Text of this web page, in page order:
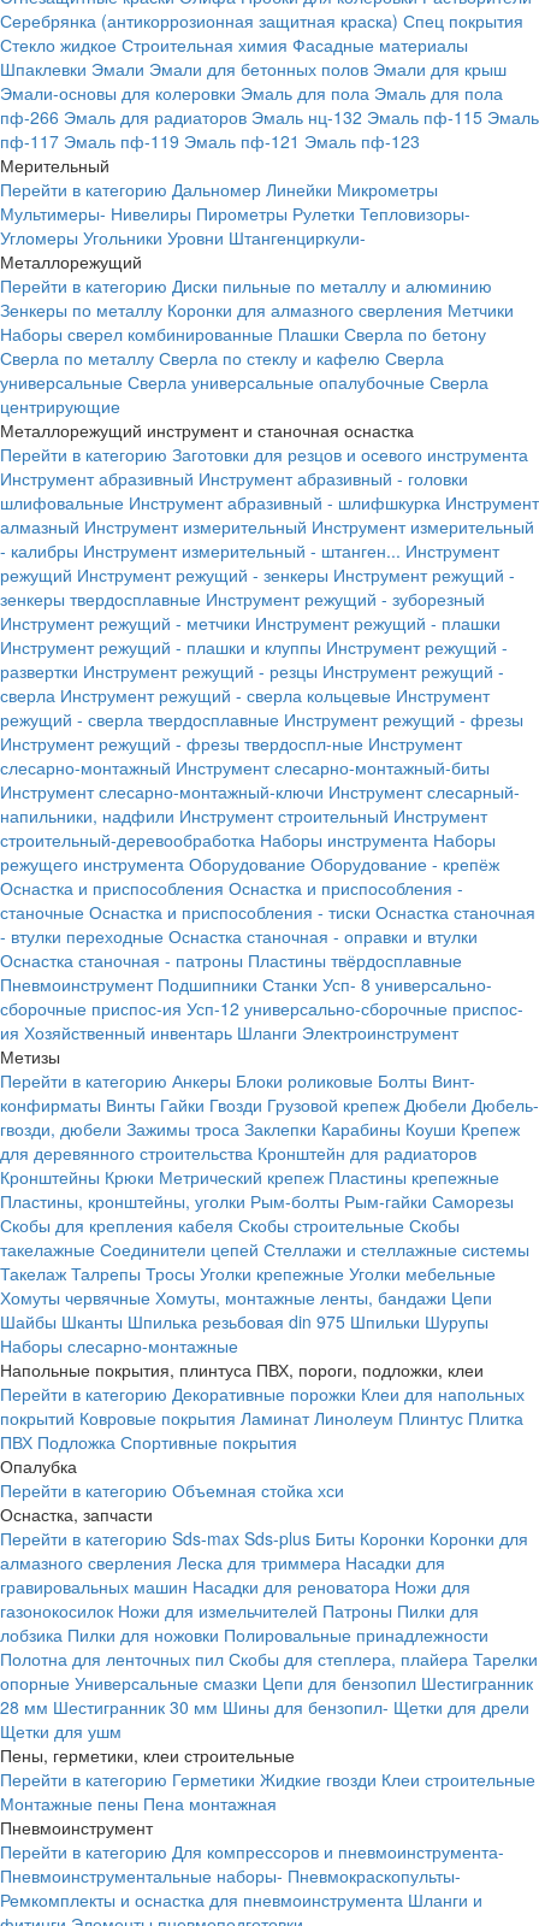
Серебрянка (антикоррозионная защитная краска) Спец покрытия
Стекло жидкое Строительная химия Фасадные материалы
Шпаклевки Эмали Эмали для бетонных полов Эмали для крыш
Эмали-основы для колеровки Эмаль для пола Эмаль для пола
пф-266 Эмаль для радиаторов Эмаль нц-132 Эмаль пф-115 Эмаль
пф-117 Эмаль пф-119 Эмаль пф-121 Эмаль пф-123
Мерительный
Перейти в категорию Дальномер Линейки Микрометры
Мультимеры- Нивелиры Пирометры Рулетки Тепловизоры-
Угломеры Угольники Уровни Штангенциркули-
Металлорежущий
Перейти в категорию Диски пильные по металлу и алюминию
Зенкеры по металлу Коронки для алмазного сверления Метчики
Наборы сверел комбинированные Плашки Сверла по бетону
Сверла по металлу Сверла по стеклу и кафелю Сверла
универсальные Сверла универсальные опалубочные Сверла
центрирующие
Металлорежущий инструмент и станочная оснастка
Перейти в категорию Заготовки для резцов и осевого инструмента
Инструмент абразивный Инструмент абразивный - головки
шлифовальные Инструмент абразивный - шлифшкурка Инструмент
алмазный Инструмент измерительный Инструмент измерительный
- калибры Инструмент измерительный - штанген... Инструмент
режущий Инструмент режущий - зенкеры Инструмент режущий -
зенкеры твердосплавные Инструмент режущий - зуборезный
Инструмент режущий - метчики Инструмент режущий - плашки
Инструмент режущий - плашки и клуппы Инструмент режущий -
развертки Инструмент режущий - резцы Инструмент режущий -
сверла Инструмент режущий - сверла кольцевые Инструмент
режущий - сверла твердосплавные Инструмент режущий - фрезы
Инструмент режущий - фрезы твердоспл-ные Инструмент
слесарно-монтажный Инструмент слесарно-монтажный-биты
Инструмент слесарно-монтажный-ключи Инструмент слесарный-
напильники, надфили Инструмент строительный Инструмент
строительный-деревообработка Наборы инструмента Наборы
режущего инструмента Оборудование Оборудование - крепёж
Оснастка и приспособления Оснастка и приспособления -
станочные Оснастка и приспособления - тиски Оснастка станочная
- втулки переходные Оснастка станочная - оправки и втулки
Оснастка станочная - патроны Пластины твёрдосплавные
Пневмоинструмент Подшипники Станки Усп- 8 универсально-
сборочные приспос-ия Усп-12 универсально-сборочные приспос-
ия Хозяйственный инвентарь Шланги Электроинструмент
Метизы
Перейти в категорию Анкеры Блоки роликовые Болты Винт-
конфирматы Винты Гайки Гвозди Грузовой крепеж Дюбели Дюбель-
гвозди, дюбели Зажимы троса Заклепки Карабины Коуши Крепеж
для деревянного строительства Кронштейн для радиаторов
Кронштейны Крюки Метрический крепеж Пластины крепежные
Пластины, кронштейны, уголки Рым-болты Рым-гайки Саморезы
Скобы для крепления кабеля Скобы строительные Скобы
такелажные Соединители цепей Стеллажи и стеллажные системы
Такелаж Талрепы Тросы Уголки крепежные Уголки мебельные
Хомуты червячные Хомуты, монтажные ленты, бандажи Цепи
Шайбы Шканты Шпилька резьбовая din 975 Шпильки Шурупы
Наборы слесарно-монтажные
Напольные покрытия, плинтуса ПВХ, пороги, подложки, клеи
Перейти в категорию Декоративные порожки Клеи для напольных
покрытий Ковровые покрытия Ламинат Линолеум Плинтус Плитка
ПВХ Подложка Спортивные покрытия
Опалубка
Перейти в категорию Объемная стойка хси
Оснастка, запчасти
Перейти в категорию Sds-max Sds-plus Биты Коронки Коронки для
алмазного сверления Леска для триммера Насадки для
гравировальных машин Насадки для реноватора Ножи для
газонокосилок Ножи для измельчителей Патроны Пилки для
лобзика Пилки для ножовки Полировальные принадлежности
Полотна для ленточных пил Скобы для степлера, плайера Тарелки
опорные Универсальные смазки Цепи для бензопил Шестигранник
28 мм Шестигранник 30 мм Шины для бензопил- Щетки для дрели
Щетки для ушм
Пены, герметики, клеи строительные
Перейти в категорию Герметики Жидкие гвозди Клеи строительные
Монтажные пены Пена монтажная
Пневмоинструмент
Перейти в категорию Для компрессоров и пневмоинструмента-
Пневмоинструментальные наборы- Пневмокраскопульты-
Ремкомплекты и оснастка для пневмоинструмента Шланги и